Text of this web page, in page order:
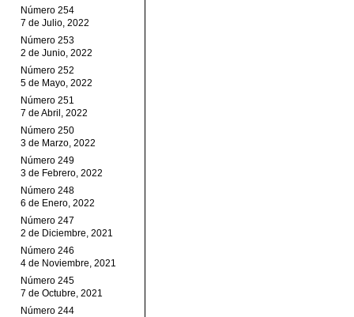
Número 254
7 de Julio, 2022
Número 253
2 de Junio, 2022
Número 252
5 de Mayo, 2022
Número 251
7 de Abril, 2022
Número 250
3 de Marzo, 2022
Número 249
3 de Febrero, 2022
Número 248
6 de Enero, 2022
Número 247
2 de Diciembre, 2021
Número 246
4 de Noviembre, 2021
Número 245
7 de Octubre, 2021
Número 244